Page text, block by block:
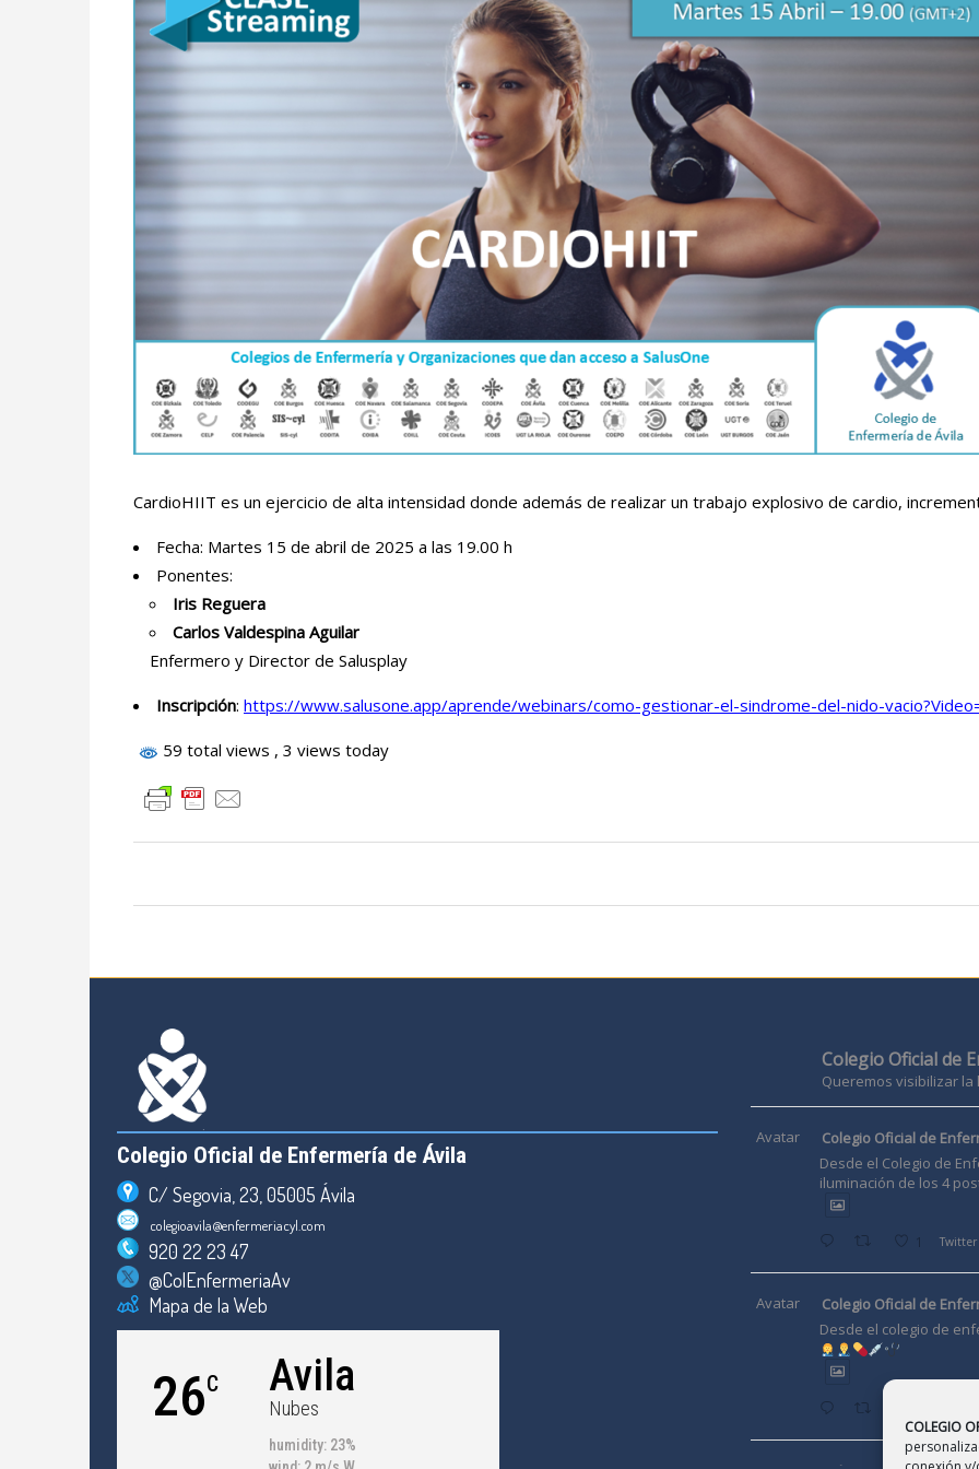
COLEGIO
CardioHIIT es un ejercicio de alta intensidad donde además de realizar un trabajo explosivo de cardio,
Fecha: Martes 15 de abril de 2025 a las 19.00 h
Ponentes:
Iris Reguera
Carlos Valdespina Aguilar
Enfermero y Director de Salusplay
Inscripción: https://www.salusone.app/aprende/webinars/como-gestionar-el-sindrome-del-nido-
59 total views , 3 views today
Colegio Oficial de Enfermería de Ávila
C/ Segovia, 23, 05005 Ávila
colegioavila@enfermeriacyl.com
920 22 23 47
@ColEnfermeriaAv
Mapa de la Web
26C Avila
Nubes
humidity: 23%
Colegio Oficial de
Queremos visibilizar la
Avatar
Colegio Oficial de
Desde el Colegio de
iluminación de los 4
1 Twitter
Avatar
Colegio Oficial de
Desde el colegio de